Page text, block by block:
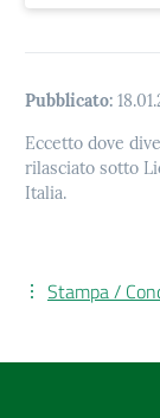
Pubblicato:
Eccetto dove
rilasciato sotto
Italia.
Stampa /